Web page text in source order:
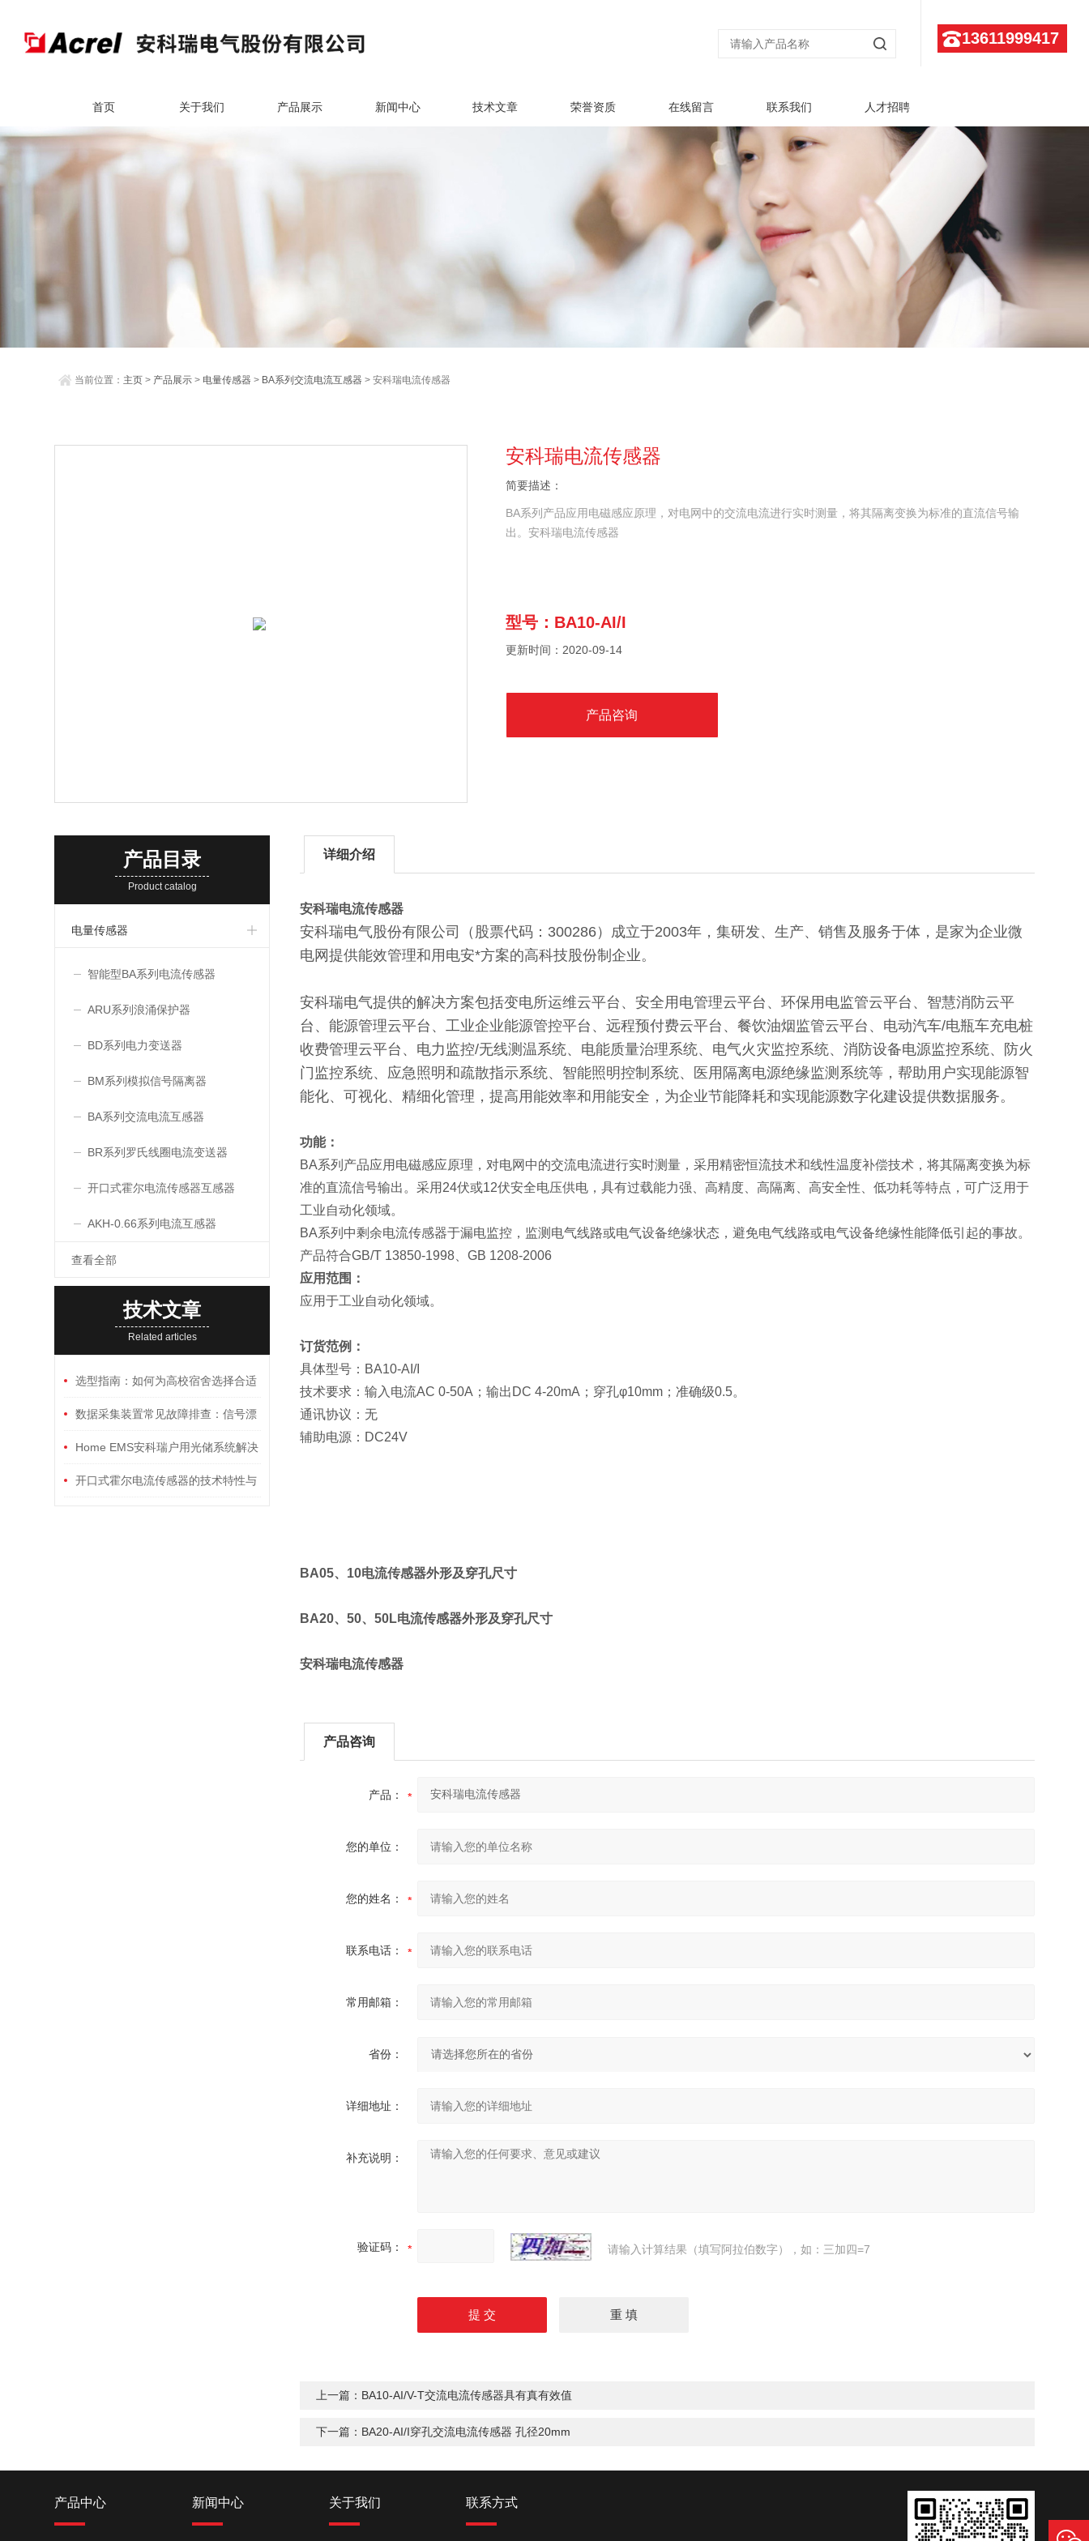
13611999417
首页 关于我们 产品展示 新闻中心 技术文章 荣誉资质 在线留言 联系我们 人才招聘
当前位置： 主页 > 产品展示 > 电量传感器 > BA系列交流电流互感器 > 安科瑞电流传感器
安科瑞电流传感器
简要描述：
BA系列产品应用电磁感应原理，对电网中的交流电流进行实时测量，将其隔离变换为标准的直流信号输
出。安科瑞电流传感器
型号：BA10-AI/I
更新时间：2020-09-14
产品咨询
产品目录
Product catalog
电量传感器
智能型BA系列电流传感器
ARU系列浪涌保护器
BD系列电力变送器
BM系列模拟信号隔离器
BA系列交流电流互感器
BR系列罗氏线圈电流变送器
开口式霍尔电流传感器互感器
AKH-0.66系列电流互感器
查看全部
技术文章
Related articles
选型指南：如何为高校宿舍选择合适
的三相刷卡预付费电能表
数据采集装置常见故障排查：信号漂
移、通讯中断与供电异常
Home EMS安科瑞户用光储系统解决
方案开口式霍尔电流传感器的技术特性与
详细介绍
安科瑞电流传感器
安科瑞电气股份有限公司（股票代码：300286）成立于2003年，集研发、生产、销售及服务于体，是家为企业微
电网提供能效管理和用电安*方案的高科技股份制企业。
安科瑞电气提供的解决方案包括变电所运维云平台、安全用电管理云平台、环保用电监管云平台、智慧消防云平
台、能源管理云平台、工业企业能源管控平台、远程预付费云平台、餐饮油烟监管云平台、电动汽车/电瓶车充电桩
收费管理云平台、电力监控/无线测温系统、电能质量治理系统、电气火灾监控系统、消防设备电源监控系统、防火
门监控系统、应急照明和疏散指示系统、智能照明控制系统、医用隔离电源绝缘监测系统等，帮助用户实现能源智
能化、可视化、精细化管理，提高用能效率和用能安全，为企业节能降耗和实现能源数字化建设提供数据服务。
功能：
BA系列产品应用电磁感应原理，对电网中的交流电流进行实时测量，采用精密恒流技术和线性温度补偿技术，将其隔离变换为标
准的直流信号输出。采用24伏或12伏安全电压供电，具有过载能力强、高精度、高隔离、高安全性、低功耗等特点，可广泛用于
工业自动化领域。
BA系列中剩余电流传感器于漏电监控，监测电气线路或电气设备绝缘状态，避免电气线路或电气设备绝缘性能降低引起的事故。
产品符合GB/T 13850-1998、GB 1208-2006
应用范围：
应用于工业自动化领域。
订货范例：
具体型号：BA10-AI/I
技术要求：输入电流AC 0-50A；输出DC 4-20mA；穿孔φ10mm；准确级0.5。
通讯协议：无
辅助电源：DC24V
BA05、10电流传感器外形及穿孔尺寸
BA20、50、50L电流传感器外形及穿孔尺寸
安科瑞电流传感器
产品咨询
产品：
您的单位：
您的姓名：
联系电话：
常用邮箱：
省份：
详细地址：
补充说明：
验证码： 请输入计算结果（填写阿拉伯数字），如：三加四=7
上一篇： BA10-AI/V-T交流电流传感器具有真有效值
下一篇： BA20-AI/I穿孔交流电流传感器 孔径20mm
产品中心 新闻中心 关于我们 联系方式